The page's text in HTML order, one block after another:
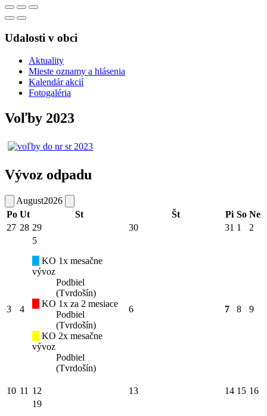
Udalosti v obci
Aktuality
Mieste oznamy a hlásenia
Kalendár akcií
Fotogaléria
Voľby 2023
Vývoz odpadu
August2026
Po Ut St Št Pi So Ne
27 28 29 30 31 1 2
3 4
5
KO 1x mesačne
vývoz
Podbiel
(Tvrdošín)
KO 1x za 2 mesiace
Podbiel
(Tvrdošín)
KO 2x mesačne
vývoz
Podbiel
(Tvrdošín)
6 7 8 9
10 11 12 13 14 15 16
19